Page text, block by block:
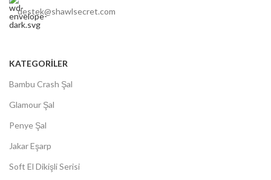
destek@shawlsecret.com
KATEGORİLER
Bambu Crash Şal
Glamour Şal
Penye Şal
Jakar Eşarp
Soft El Dikişli Serisi